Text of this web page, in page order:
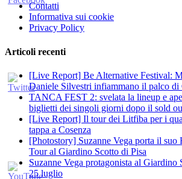
Contatti
Informativa sui cookie
Privacy Policy
Articoli recenti
[Live Report] Be Alternative Festival:
Daniele Silvestri infiammano il palco di
TANCA FEST 2: svelata la lineup e
biglietti dei singoli giorni dopo il sold
[Live Report] Il tour dei Litfiba per i
tappa a Cosenza
[Photostory] Suzanne Vega porta il
Tour al Giardino Scotto di Pisa
Suzanne Vega protagonista al Giardino
25 luglio